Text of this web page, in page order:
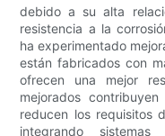
debido a su alta
resistencia a la
ha experimentado
están fabricados con
ofrecen una mejor
mejorados
reducen los requisitos
integrando